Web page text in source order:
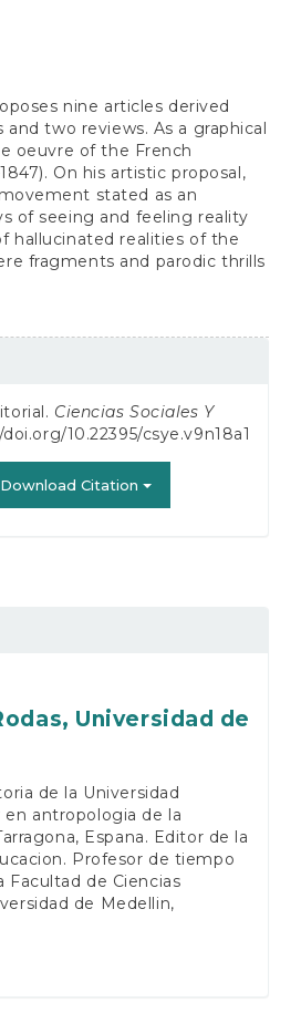
nine articles derived
two reviews. As a graphical
oeuvre of the French
On his artistic proposal,
stated as an
of seeing and feeling reality
hallucinated realities of the
fragments and parodic thrills
Ciencias Sociales Y
10.22395/csye.v9n18a1
Download Citation
Universidad de
de la Universidad
antropologia de la
Espana. Editor de la
Profesor de tiempo
de Ciencias
de Medellin,